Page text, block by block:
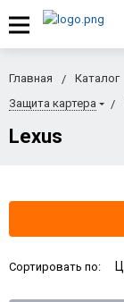
Главная Каталог
Защита картера
Lexus
Сортировать по: